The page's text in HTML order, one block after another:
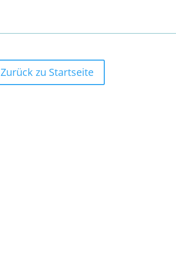
Zurück zu Startseite